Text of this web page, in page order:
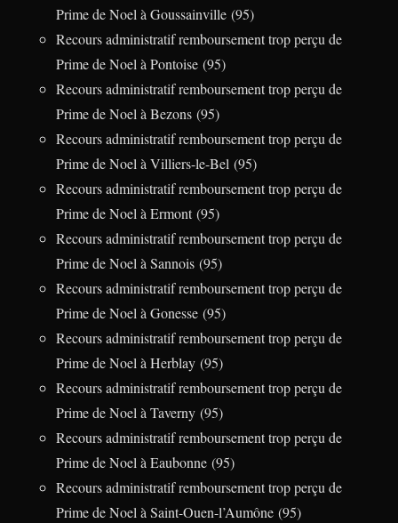
Prime de Noel à Goussainville (95)
Recours administratif remboursement trop perçu de
Prime de Noel à Pontoise (95)
Recours administratif remboursement trop perçu de
Prime de Noel à Bezons (95)
Recours administratif remboursement trop perçu de
Prime de Noel à Villiers-le-Bel (95)
Recours administratif remboursement trop perçu de
Prime de Noel à Ermont (95)
Recours administratif remboursement trop perçu de
Prime de Noel à Sannois (95)
Recours administratif remboursement trop perçu de
Prime de Noel à Gonesse (95)
Recours administratif remboursement trop perçu de
Prime de Noel à Herblay (95)
Recours administratif remboursement trop perçu de
Prime de Noel à Taverny (95)
Recours administratif remboursement trop perçu de
Prime de Noel à Eaubonne (95)
Recours administratif remboursement trop perçu de
Prime de Noel à Saint-Ouen-l’Aumône (95)